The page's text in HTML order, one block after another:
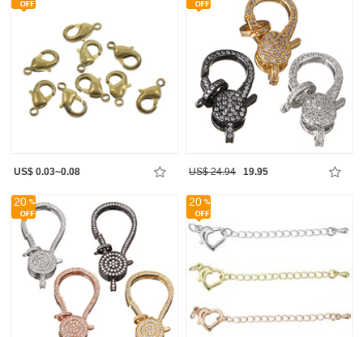
US$ 0.03~0.08 US$ 24.94 19.95
20 20